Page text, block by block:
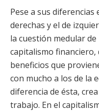
Pese a sus
derechas y el de
la cuestión medular
capitalismo financiero,
beneficios que
con mucho a los de la
diferencia de ésta,
trabajo. En el